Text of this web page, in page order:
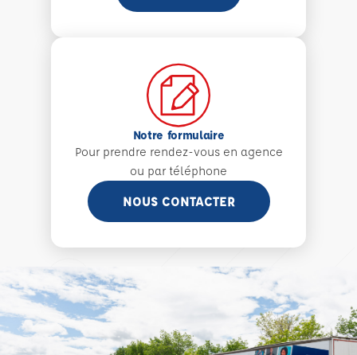
Notre formulaire
Pour prendre rendez-vous en agence
ou par téléphone
NOUS CONTACTER